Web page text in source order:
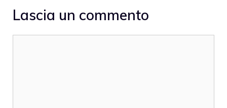
Lascia un commento